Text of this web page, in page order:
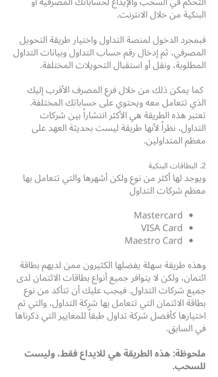
البنكية من خلال الانترنت.
فبمجرد الدخول لمنصة التداول واختيار طريقة التحويل
المصرفي، ثم إدخال رقم حساب التداول وبيانات التداول
المطلوبة، ونقل أو استقبال التحويلات المختلفة.
كما يمكن ذلك من خلال فرع المصرف الأقرب إليك
الذي تتعامل معه ويحتوي على حساباتك المختلفة.
تعتبر هذه الطريقة هي الأكثر انتشاراً بين شركات
التداول، نظراً لأنها طريقة ليست بحديثة العهد على
معظم المتداولين.
2. البطاقات البنكية
ويوجد لها أكثر من نوع ولكن أشهرها والتي تتعامل بها
معظم شركات التداول
Mastercard
VISA Card
Maestro Card
وهذه طريقة سهلة يفضلها الكثيرون ممن لديهم بطاقة
ائتمان، ولكن لا يتوافر جميع أنواع بطاقات الائتمان لدى
جميع شركات التداول. فيجب عليك أن تتأكد من نوع
بطاقة الائتمان التي تتعامل بها شركة التداول، والتي تم
اختيارها كأفضل شركة تداول طبقاً للمعايير التي ذكرناها
في السابق.
ملحوظة: هذه الطريقة هي للايداع فقط، وليست
للسحب.